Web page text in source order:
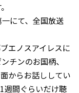
にて、全国放送
エノスアイレスに
チンのお国柄、
からお話ししてい
週間ぐらいだけ聴